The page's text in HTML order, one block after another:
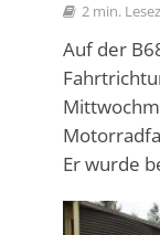
2 min.
Auf der
Er wurde